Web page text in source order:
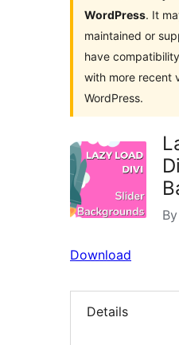
WordPress. It
maintained or
have
with more recent
WordPress.
By
Download
Details